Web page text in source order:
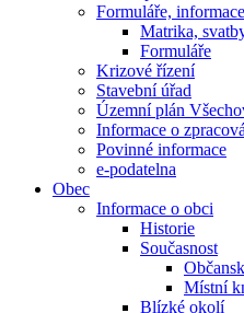
Formuláře,
Matrika,
Formuláře
Krizové řízení
Stavební úřad
Územní plán
Informace o
Povinné informace
e-podatelna
Obec
Informace o obci
Historie
Současnost
Místní
Blízké okolí